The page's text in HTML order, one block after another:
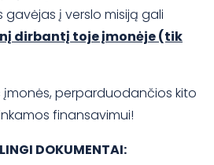
į verslo misiją gali
dirbantį toje įmonėje (tik
įmonės, perparduodančios kito
finansavimui!
DOKUMENTAI: